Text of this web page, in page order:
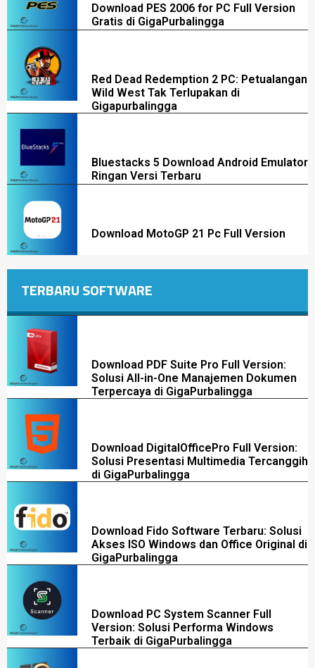
Download PES 2006 for PC Full Version
Gratis di GigaPurbalingga
Red Dead Redemption 2 PC: Petualangan
Wild West Tak Terlupakan di
Gigapurbalingga
Bluestacks 5 Download Android Emulator
Ringan Versi Terbaru
Download MotoGP 21 Pc Full Version
TERBARU SOFTWARE
Download PDF Suite Pro Full Version:
Solusi All-in-One Manajemen Dokumen
Terpercaya di GigaPurbalingga
Download DigitalOfficePro Full Version:
Solusi Presentasi Multimedia Tercanggih
di GigaPurbalingga
Download Fido Software Terbaru: Solusi
Akses ISO Windows dan Office Original di
GigaPurbalingga
Download PC System Scanner Full
Version: Solusi Performa Windows
Terbaik di GigaPurbalingga